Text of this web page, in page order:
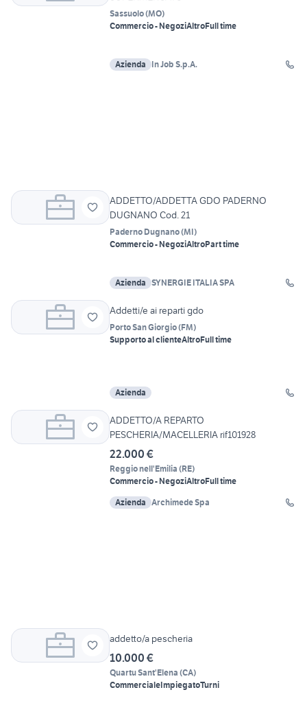
Sassuolo(MO)
Commercio - NegoziAltroFull time
Azienda In Job S.p.A.
ADDETTO/ADDETTA GDO PADERNO
DUGNANO Cod. 21
Paderno Dugnano(MI)
Commercio - NegoziAltroPart time
Azienda SYNERGIE ITALIA SPA
Addetti/e ai reparti gdo
Porto San Giorgio(FM)
Supporto al clienteAltroFull time
Azienda
ADDETTO/A REPARTO
PESCHERIA/MACELLERIA rif101928
22.000 €
Reggio nell'Emilia (RE)
Commercio - NegoziAltroFull time
Azienda Archimede Spa
addetto/a pescheria
10.000 €
Quartu Sant'Elena (CA)
CommercialeImpiegatoTurni